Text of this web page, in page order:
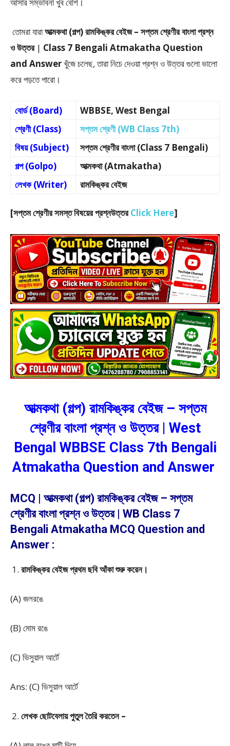
আসার সম্ভাবনা খুব বেশি।
তোমরা যারাআত্মকথা (গল্প) রামকিঙ্কর বেইজ – সপ্তম শ্রেণীর বাংলা প্রশ্ন
ও উত্তর| Class 7 Bengali Atmakatha Question
and Answerখুঁজে চলেছ, তারা নিচে দেওয়া প্রশ্ন ও উত্তর গুলো ভালো
করে পড়তে পারো।
বোর্ড (Board)
WBBSE, West Bengal
শ্রেণী (Class)
সপ্তম শ্রেণী (WB Class 7th)
বিষয় (Subject)
সপ্তম শ্রেণীর বাংলা (Class 7 Bengali)
গল্প (Golpo)
আত্মকথা (Atmakatha)
লেখক (Writer)
রামকিঙ্কর বেইজ
[সপ্তম শ্রেণীর সমস্ত বিষয়ের প্রশ্নউত্তর Click Here]
আত্মকথা (গল্প) রামকিঙ্কর বেইজ – সপ্তম
শ্রেণীর বাংলা প্রশ্ন ও উত্তর | West
Bengal WBBSE Class 7th Bengali
Atmakatha Question and Answer
MCQ | আত্মকথা (গল্প) রামকিঙ্কর বেইজ – সপ্তম
শ্রেণীর বাংলা প্রশ্ন ও উত্তর | WB Class 7
Bengali Atmakatha MCQ Question and
Answer :
রামকিঙ্কর বেইজ প্রথম ছবি আঁকা শুরু করেন।
(A) জলরঙে
(B) মোম রঙে
(C) ভিসুয়াল আর্টে
Ans: (C) ভিসুয়াল আর্টে
লেখক ছোটবেলায় পুতুল তৈরি করতেন –